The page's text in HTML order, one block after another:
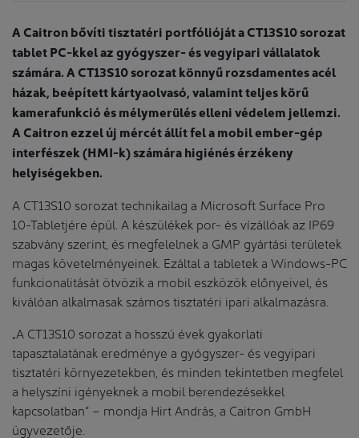
A Caitron bővíti tisztatéri portfólióját a CT13S10 sorozat
tablet PC-kkel az gyógyszer- és vegyipari vállalatok
számára. A CT13S10 sorozat könnyű rozsdamentes acél
házak, beépített kártyaolvasó, valamint teljes körű
kamerafunkció és mélymerülés elleni védelem jellemzi.
A Caitron ezzel új mércét állít fel a mobil ember-gép
interfészek (HMI-k) számára higiénés érzékeny
helyiségekben.
A CT13S10 sorozat technikailag a Microsoft Surface Pro
10-Tabletjére épül. A készülékek por- és vízállóak az IP69
szabvány szerint, és megfelelnek a GMP gyártási területek
magas követelményeinek. Ezáltal a tabletek a Windows-PC
funkcionalitását ötvözik a mobil eszközök előnyeivel, és
kiválóan alkalmasak számos tisztatéri ipari alkalmazásra.
„A CT13S10 sorozat a hosszú évek gyakorlati
tapasztalatának eredménye a gyógyszer- és vegyipari
tisztatéri környezetekben, és minden tekintetben megfelel
a helyszíni igényeknek a mobil berendezésekkel
kapcsolatban” – mondja Hirt András, a Caitron GmbH
ügyvezetője.